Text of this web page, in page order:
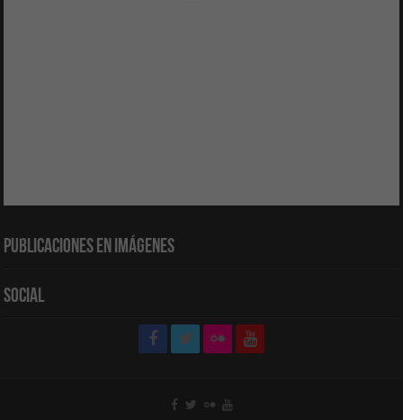
Publicaciones en Imágenes
Social